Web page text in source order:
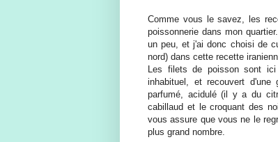
Comme vous le savez, les
poissonnerie dans mon
un peu, et j'ai donc choisi de
nord) dans cette recette
Les filets de poisson sont
inhabituel, et recouvert
parfumé, acidulé (il y a du
cabillaud et le croquant des
vous assure que vous ne le
plus grand nombre.